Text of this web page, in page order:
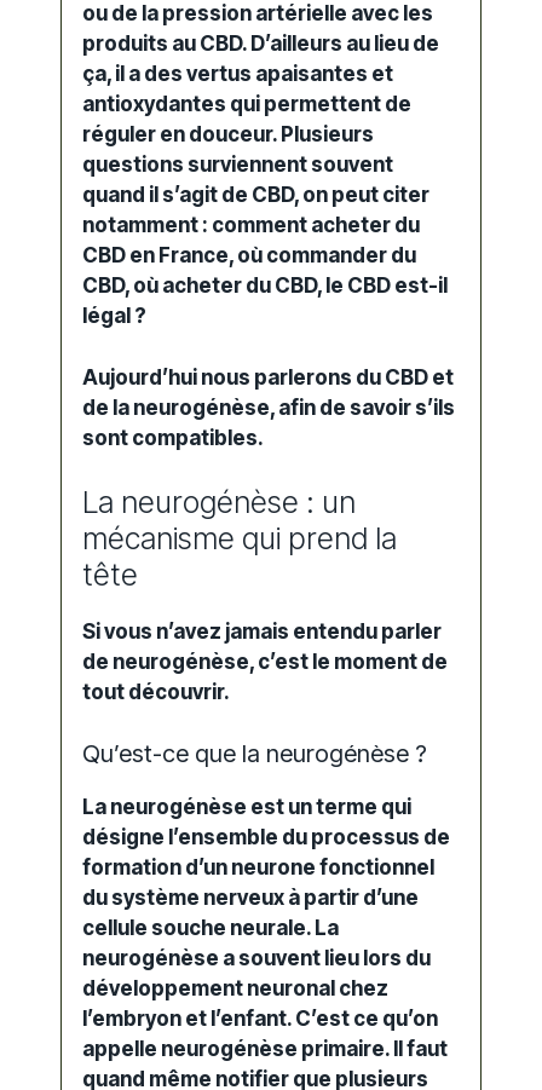
ou de la pression artérielle avec les
produits au CBD. D’ailleurs au lieu de
ça, il a des vertus apaisantes et
antioxydantes qui permettent de
réguler en douceur. Plusieurs
questions surviennent souvent
quand il s’agit de CBD, on peut citer
notamment : comment acheter du
CBD en France, où commander du
CBD, où acheter du CBD, le CBD est-il
légal ?
Aujourd’hui nous parlerons du CBD et
de la neurogénèse, afin de savoir s’ils
sont compatibles.
La neurogénèse : un
mécanisme qui prend la
tête
Si vous n’avez jamais entendu parler
de neurogénèse, c’est le moment de
tout découvrir.
Qu’est-ce que la neurogénèse ?
La neurogénèse est un terme qui
désigne l’ensemble du processus de
formation d’un neurone fonctionnel
du système nerveux à partir d’une
cellule souche neurale. La
neurogénèse a souvent lieu lors du
développement neuronal chez
l’embryon et l’enfant. C’est ce qu’on
appelle neurogénèse primaire. Il faut
quand même notifier que plusieurs